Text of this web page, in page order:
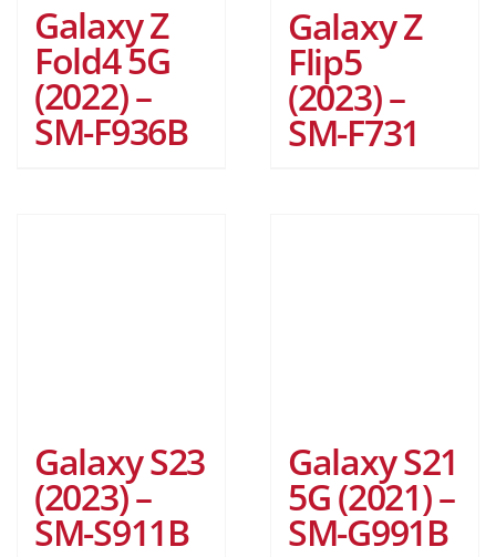
Galaxy Z
Fold4 5G
(2022) –
SM-F936B
Galaxy Z
Flip5
(2023) –
SM-F731
Galaxy S23
(2023) –
SM-S911B
Galaxy S21
5G (2021) –
SM-G991B